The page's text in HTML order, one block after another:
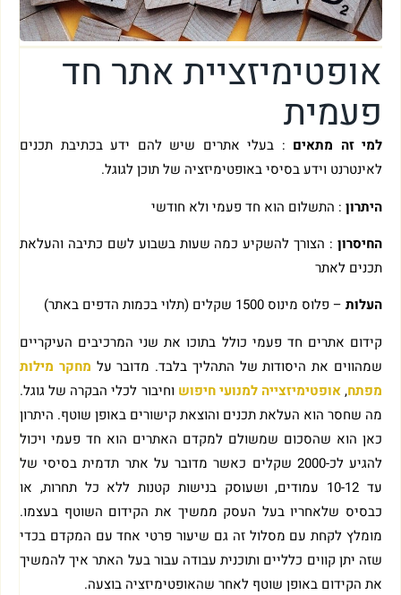
אופטימיזציית אתר חד
פעמית
למי זה מתאים: בעלי אתרים שיש להם ידע בכתיבת תכנים
לאינטרנט וידע בסיסי באופטימיזציה של תוכן לגוגל.
היתרון: התשלום הוא חד פעמי ולא חודשי
החיסרון: הצורך להשקיע כמה שעות בשבוע לשם כתיבה והעלאת
תכנים לאתר
העלות– פלוס מינוס 1500 שקלים (תלוי בכמות הדפים באתר)
קידום אתרים חד פעמי כולל בתוכו את שני המרכיבים העיקריים
שמהווים את היסודות של התהליך בלבד. מדובר על מחקר מילות
מפתח,אופטימיזצייה למנועי חיפושוחיבור לכלי הבקרה של גוגל.
מה שחסר הוא העלאת תכנים והוצאת קישורים באופן שוטף. היתרון
כאן הוא שהסכום שמשולם למקדם האתרים הוא חד פעמי ויכול
להגיע לכ-2000 שקלים כאשר מדובר על אתר תדמית בסיסי של
עד 10-12 עמודים, ושעוסק בנישות קטנות ללא כל תחרות, או
כבסיס שלאחריו בעל העסק ממשיך את הקידום השוטף בעצמו.
מומלץ לקחת עם מסלול זה גם שיעור פרטי אחד עם המקדם בכדי
שזה יתן קווים כלליים ותוכנית עבודה עבור בעל האתר איך להמשיך
את הקידום באופן שוטף לאחר שהאופטימיזציה בוצעה.